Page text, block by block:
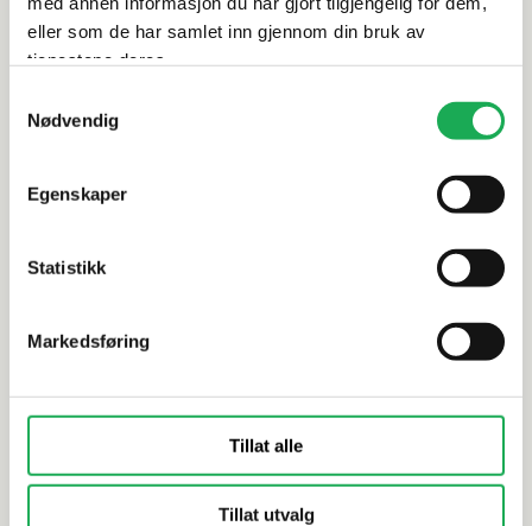
eller som de har samlet inn gjennom din bruk av
tjenestene deres.
Nødvendig
Egenskaper
Statistikk
Markedsføring
Tillat alle
Tillat utvalg
Alternative produkter
SINTESI